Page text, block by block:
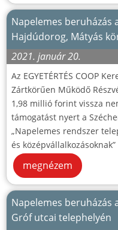
Napelemes beruházás
Hajdúdorog, Mátyás
2021. január 20.
Az EGYETÉRTÉS COOP
Zártkörűen Működő
1,98 millió forint vissza
támogatást nyert a
„Napelemes rendszer
és
megnézem
Napelemes beruházás
Gróf utcai telephelyén